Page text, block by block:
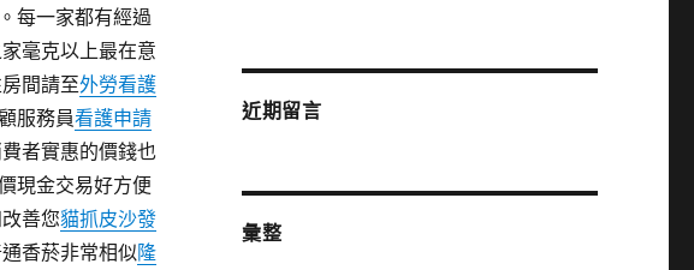
每一家都有經過
毫克以上最在意
間請至外勞看護
服務員看護申請
者實惠的價錢也
現金交易好方便
善您貓抓皮沙發
香菸非常相似隆
近期留言
彙整